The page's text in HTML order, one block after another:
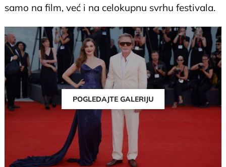
samo na film, već i na celokupnu svrhu festivala.
POGLEDAJTE GALERIJU